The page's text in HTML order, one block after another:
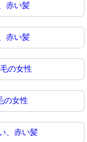
赤い髪
赤い髪
の女性
の女性
、赤い髪